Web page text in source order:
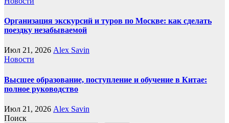
Организация экскурсий и туров по Москве: как сделать
поездку незабываемой
Июл 21, 2026 Alex Savin
Новости
Высшее образование, поступление и обучение в Китае:
полное руководство
Июл 21, 2026 Alex Savin
Поиск